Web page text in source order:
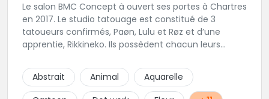
Le salon BMC Concept à ouvert ses portes à Chartres
en 2017. Le studio tatouage est constitué de 3
tatoueurs confirmés, Paøn, Lulu et Røz et d’une
apprentie, Rikkineko. Ils possèdent chacun leurs
souhaitant se faire tatouer de pouvoir construire un
projet entièrement personnalisé. Une pierceuse est
présente en Guest environ une semaine par mois au
Abstrait Animal
Aquarelle